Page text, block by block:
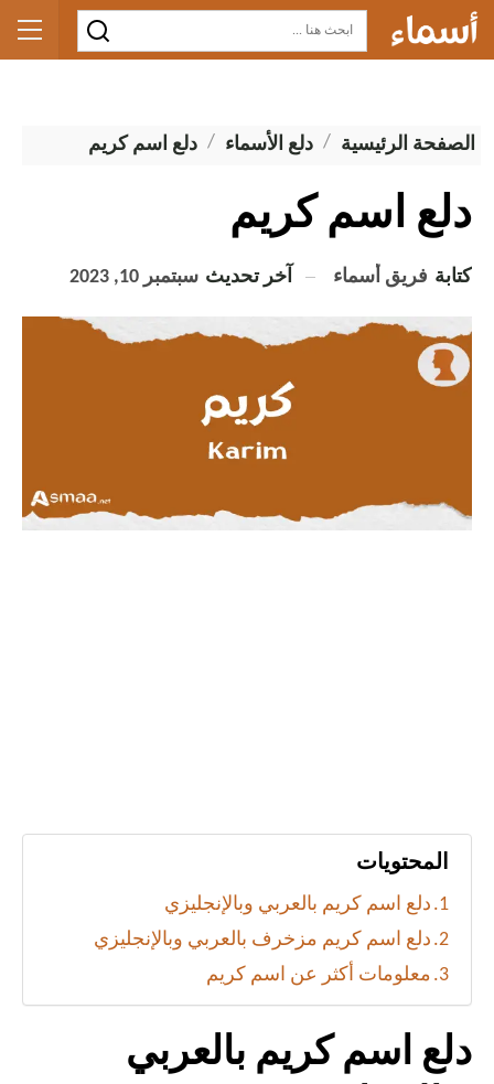
الصفحة الرئيسية دلع الأسماء دلع اسم كريم
دلع اسم كريم
كتابة فريق أسماء آخر تحديث سبتمبر 10, 2023
المحتويات
دلع اسم كريم بالعربي وبالإنجليزي
دلع اسم كريم مزخرف بالعربي وبالإنجليزي
معلومات أكثر عن اسم كريم
دلع اسم كريم بالعربي